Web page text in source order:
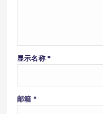
显示名称 *
邮箱 *